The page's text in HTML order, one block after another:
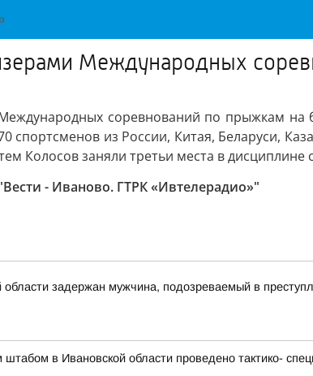
Международных
соревнований по прыжкам на
спортсменов из России, Китая, Беларуси,
Колосов заняли третьи места в дисциплине
- Иваново. ГТРК «Ивтелерадио»"
области задержан мужчина, подозреваемый в
в Ивановской области проведено тактико-